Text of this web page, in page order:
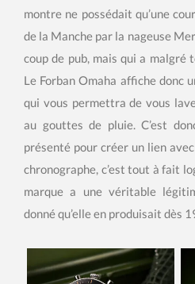
montre ne possédait qu’une
de la Manche par la nageuse
coup de pub, mais qui a malgré
Le Forban Omaha affiche donc
qui vous permettra de vous
au gouttes de pluie. C’est
présenté pour créer un lien
chronographe, c’est tout à fait
marque a une véritable
donné qu’elle en produisait dès